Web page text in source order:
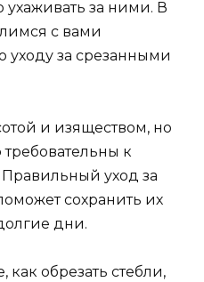
за ними. В
с вами
уходу за срезанными
и изяществом, но
к
уход за
сохранить их
дни.
как обрезать стебли,